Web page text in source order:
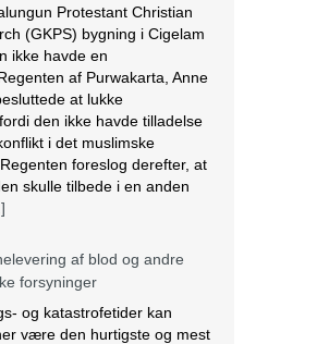
Protestant Christian
(GKPS) bygning i Cigelam
ikke havde en
af Purwakarta, Anne
at lukke
den ikke havde tilladelse
i det muslimske
foreslog derefter, at
skulle tilbede i en anden
af blod og andre
forsyninger
og katastrofetider kan
være den hurtigste og mest